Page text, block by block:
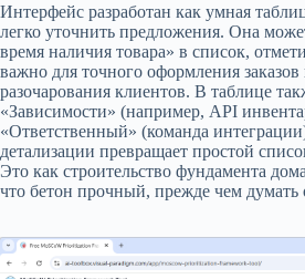
Интерфейс разработан как умная
легко уточнить предложения. Она
время наличия товара» в список,
важно для точного оформления
разочарования клиентов. В таблице
«Зависимости» (например, API
«Ответственный» (команда
детализации превращает простой
Это как строительство фундамента
что бетон прочный, прежде чем думать